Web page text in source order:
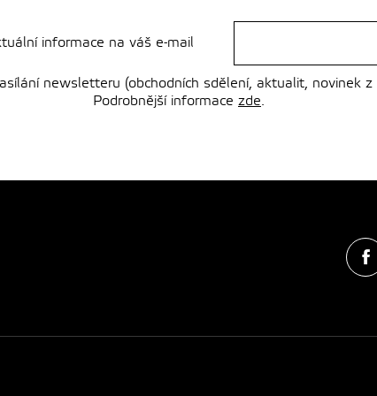
informace na váš e-mail
newsletteru (obchodních sdělení, aktualit, novinek
Podrobnější informace zde.